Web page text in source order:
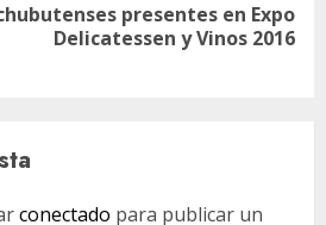
presentes en Expo
Delicatessen y Vinos 2016
conectado para publicar un